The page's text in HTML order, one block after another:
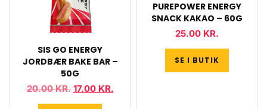
SIS GO ENERGY
JORDBÆR BAKE BAR –
50G
20.00KR. 17.00 KR.
PUREPOWER ENERGY
SNACK KAKAO – 60G
25.00 KR.
SE I BUTIK